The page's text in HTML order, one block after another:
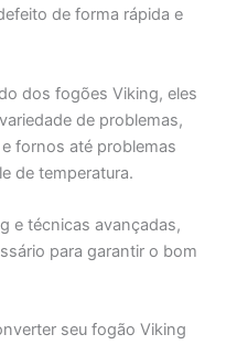
de forma rápida e
dos fogões Viking, eles
de problemas,
fornos até problemas
de temperatura.
e técnicas avançadas,
para garantir o bom
seu fogão Viking